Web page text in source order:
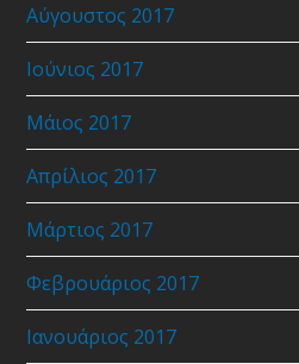
Αύγουστος 2017
Ιούνιος 2017
Μάιος 2017
Απρίλιος 2017
Μάρτιος 2017
Φεβρουάριος 2017
Ιανουάριος 2017